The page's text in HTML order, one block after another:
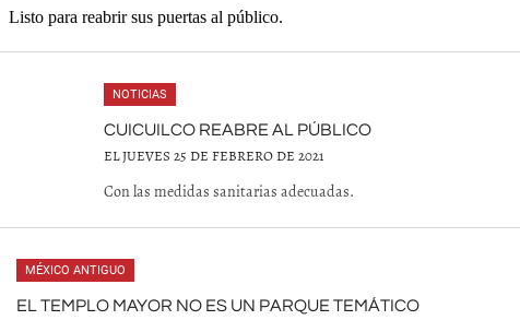
Listo para reabrir sus puertas al público.
NOTICIAS
CUICUILCO REABRE AL PÚBLICO
EL JUEVES 25 DE FEBRERO DE 2021
Con las medidas sanitarias adecuadas.
MÉXICO ANTIGUO
EL TEMPLO MAYOR NO ES UN PARQUE TEMÁTICO